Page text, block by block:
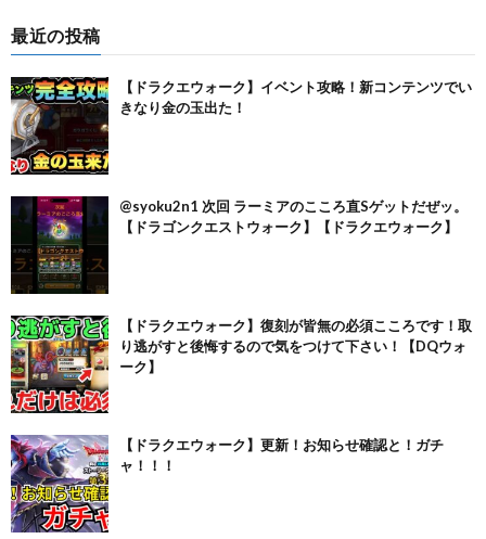
最近の投稿
【ドラクエウォーク】イベント攻略！新コンテンツでい
きなり金の玉出た！
@syoku2n1 次回 ラーミアのこころ直Sゲットだぜッ。
【ドラゴンクエストウォーク】【ドラクエウォーク】
【ドラクエウォーク】復刻が皆無の必須こころです！取
り逃がすと後悔するので気をつけて下さい！【DQウォ
ーク】
【ドラクエウォーク】更新！お知らせ確認と！ガチ
ャ！！！